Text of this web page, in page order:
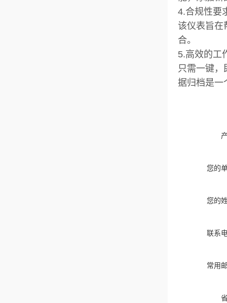
4.合规性要
该仪表旨在
合。
5.高效的工
只需一键
据归档是一
您的
您的
联系
常用